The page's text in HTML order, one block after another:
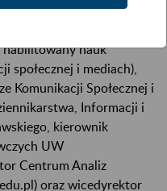
nauk
społecznej i mediach),
Komunikacji Społecznej i
Informacji i
kierownik
UW
Centrum Analiz
oraz wicedyrektor